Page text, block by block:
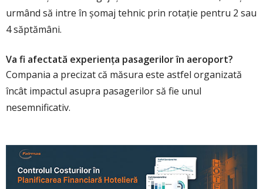
urmând să intre în șomaj tehnic prin rotație pentru 2 sau
4 săptămâni.
Va fi afectată experiența pasagerilor în aeroport?
Compania a precizat că măsura este astfel organizată
încât impactul asupra pasagerilor să fie unul
nesemnificativ.